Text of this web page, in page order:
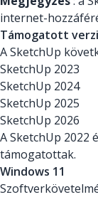
internet-
Támogatott
A SketchUp
SketchUp 2023
SketchUp 2024
SketchUp 2025
SketchUp 2026
A SketchUp 2022
támogatottak.
Windows 11